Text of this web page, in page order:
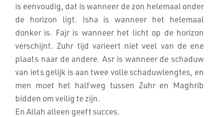
is eenvoudig, dat is wanneer de zon helemaal onder
de horizon ligt. Isha is wanneer het helemaal
donker is. Fajr is wanneer het licht op de horizon
verschijnt. Zuhr tijd varieert niet veel van de ene
plaats naar de andere. Asr is wanneer de schaduw
van iets gelijk is aan twee volle schaduwlengtes, en
men moet het halfweg tussen Zuhr en Maghrib
bidden om veilig te zijn.
En Allah alleen geeft succes.